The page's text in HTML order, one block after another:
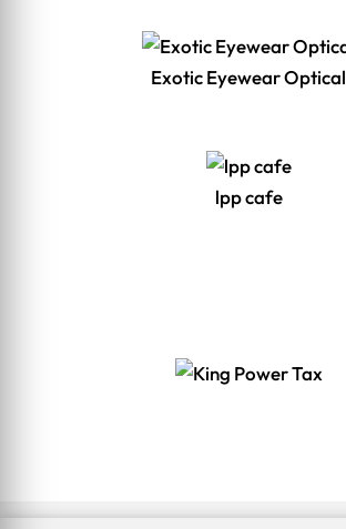
Exotic Eyewear Optical
lpp cafe